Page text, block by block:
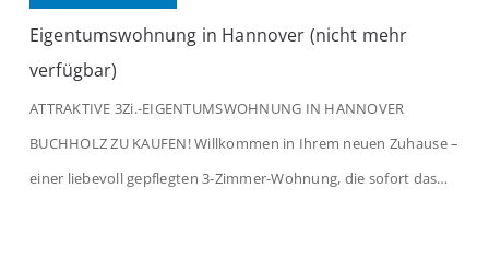
Eigentumswohnung in Hannover (nicht mehr
verfügbar)
ATTRAKTIVE 3Zi.-EIGENTUMSWOHNUNG IN HANNOVER
BUCHHOLZ ZU KAUFEN! Willkommen in Ihrem neuen Zuhause –
einer liebevoll gepflegten 3-Zimmer-Wohnung, die sofort das